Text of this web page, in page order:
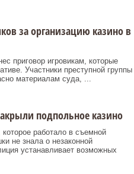
за организацию казино в
приговор игровикам, которые
Участники преступной группы
материалам суда, ...
подпольное казино
работало в съемной
не знала о незаконной
устанавливает возможных